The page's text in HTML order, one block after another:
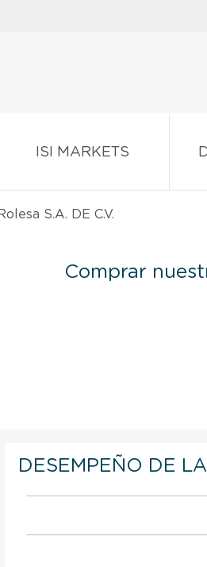
ISI MARKETS
S.A. DE C.V.
Comprar
DESEMPEÑO DE